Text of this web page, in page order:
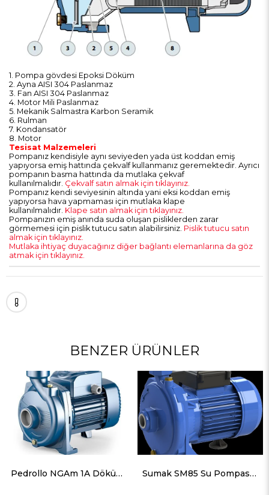
1. Pompa gövdesi Epoksi Döküm
2. Ayna AISI 304 Paslanmaz
3. Fan AISI 304 Paslanmaz
4. Motor Mili Paslanmaz
5. Mekanik Salmastra Karbon Seramik
6. Rulman
7. Kondansatör
8. Motor
Tesisat Malzemeleri
Pompanız kendisiyle aynı seviyeden yada üst koddan emiş
yapıyorsa emiş hattında çekvalf kullanmanız geremektedir. Ayrıcı
pompanın basma hattında da mutlaka çekvaf
kullanılmalıdır. Çekvalf satın almak için tıklayınız.
Pompanız kendi seviyesinin altında yani eksi koddan emiş
yapıyorsa hava yapmaması için mutlaka klape
kullanılmalıdır. Klape satın almak için tıklayınız.
Pompanızın emiş anında suda oluşan pisliklerden zarar
görmemesi için pislik tutucu satın alabilirsiniz. Pislik tutucu satın
almak için tıklayınız.
Mutlaka ihtiyaç duyacağınız diğer bağlantı elemanlarına da göz
atmak için tıklayınız.
BENZER ÜRÜNLER
Pedrollo NGAm 1A Döküm Gövdeli Foseptik Santrifüj Pompa Monofaze (220V) 1 Hp 20 mss 21 m³/h Sumak SM85 Su Pompası Santrifüj Pompa Monofaze (220V) 0.85HP